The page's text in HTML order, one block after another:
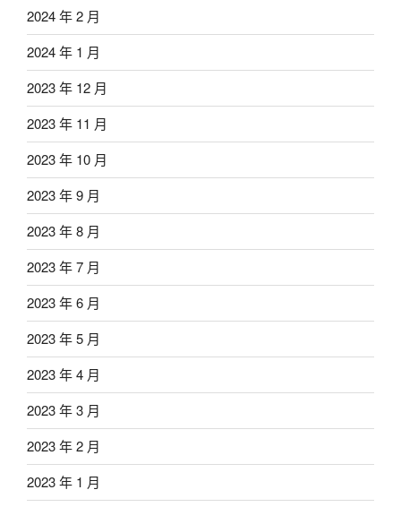
2024 年 2 月
2024 年 1 月
2023 年 12 月
2023 年 11 月
2023 年 10 月
2023 年 9 月
2023 年 8 月
2023 年 7 月
2023 年 6 月
2023 年 5 月
2023 年 4 月
2023 年 3 月
2023 年 2 月
2023 年 1 月